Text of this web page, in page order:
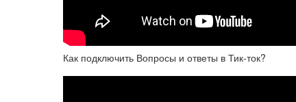
Как подключить Вопросы и ответы в Тик-ток?